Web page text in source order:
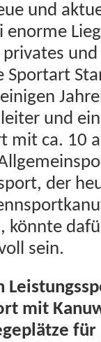
und
enorme
Sportart
und
mit ca. 10
der
kön­nte
sein.
mit